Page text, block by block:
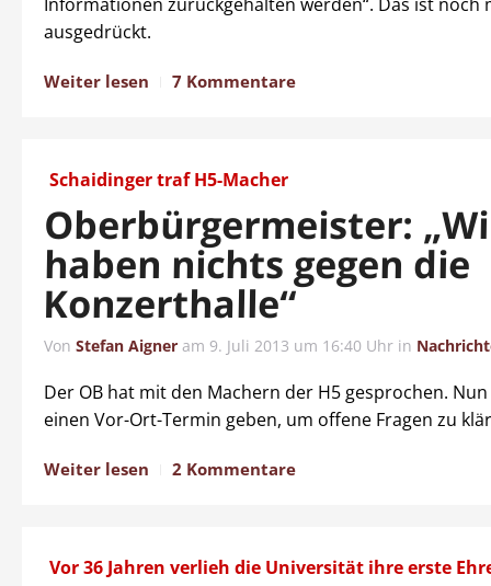
ausgedrückt.
Weiter lesen 7 Kommentare
Schaidinger traf H5-Macher
Oberbürgermeister:
haben nichts gegen die
Konzerthalle“
Von Stefan Aigner am 9. Juli 2013 um 16:40 Uhr in
Der OB hat mit den Machern der H5 gesprochen.
einen Vor-Ort-Termin geben, um offene Fragen zu
Weiter lesen 2 Kommentare
Vor 36 Jahren verlieh die Universität ihre erste